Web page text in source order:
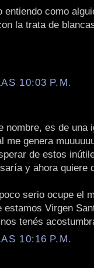
como
la trata de
10:03 P.M.
nombre, es de una
me genera
de estos
y ahora quiere
serio ocupe el
estamos Virgen
tenés
10:16 P.M.